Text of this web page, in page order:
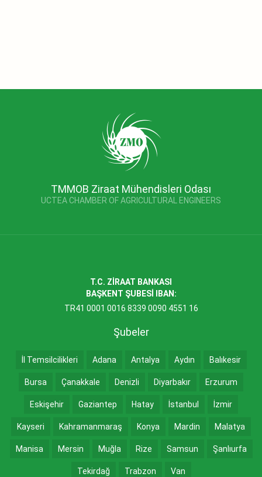
TMMOB Ziraat Mühendisleri Odası
UCTEA CHAMBER OF AGRICULTURAL ENGINEERS
T.C. ZİRAAT BANKASI
BAŞKENT ŞUBESİ IBAN:
TR41 0001 0016 8339 0090 4551 16
Şubeler
İl Temsilcilikleri Adana Antalya Aydın Balıkesir
Bursa Çanakkale Denizli Diyarbakır Erzurum
Eskişehir Gaziantep Hatay İstanbul İzmir
Kayseri Kahramanmaraş Konya Mardin Malatya
Manisa Mersin Muğla Rize Samsun Şanlıurfa
Tekirdağ Trabzon Van